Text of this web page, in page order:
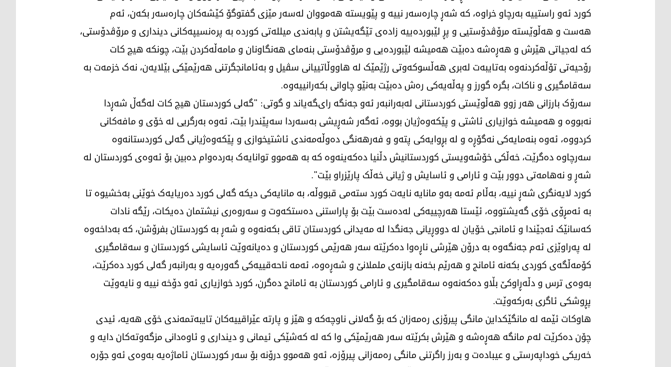
کورد ئەو راستییە بەرچاو خراوە، کە شەڕ چارەسەر نییە و پێویستە هەمووان لەسەر مێزی گفتوگۆ کێشەکان چارەسەر بکەن، ئەم
هەست و هەڵوێستە مرۆڤدۆستیی و پڕ لێبوردەییە زادەی تێگەیشتن و پابەندی میللەتی کوردە بە پرەنسیپەکانی دینداری و مرۆڤدۆستی،
کە لەجیاتی هێرش و هەڕەشە دەبێت هەمیشە لێبوردەیی و مرۆڤدۆستی بنەمای هەنگاونان و مامەڵەکردن بێت، چونکە هیچ کات
رۆحیەتی تۆڵەکردنەوە بەتایبەت لەبری هەڵسوکەوتی رژێمێک لە هاووڵاتییانی سڤیل و بەئامانجگرتنی هەرێمێکی بێلایەن، نەک خزمەت بە
سەقامگیری و ناکات، بگرە گورز و پەڵەیەکی رەش دەبێت بەنێو چاوانی بکەرانییەوە.
سەرۆک بارزانی هەر زوو هەڵوێستی کوردستانی لەبەرانبەر ئەو جەنگە رایگەیاند و گوتی: "گەلی کوردستان هیچ کات لەگەڵ شەڕدا
نەبووە و هەمیشە خوازیاری ئاشتی و پێکەوەژیان بووە، ئەگەر شەڕیشی بەسەردا سەپێندرا بێت، ئەوە بەرگریی لە خۆی و مافەکانی
کردووە، ئەوە بنەمایەکی نەگۆڕە و لە بڕوایەکی پتەو و فەرهەنگی دەوڵەمەندی ئاشتیخوازی و پێکەوەژیانی گەلی کوردستانەوە
سەرچاوە دەگرێت، خەڵکی خۆشەویستی کوردستانیش دڵنیا دەکەینەوە کە بە هەموو توانایەک بەردەوام دەبین بۆ ئەوەی کوردستان لە
شەڕ و نەهامەتی دوور بێت و ئارامی و ئاسایش و ژیانی خەڵک پارێزراو بێت".
کورد لایەنگری شەڕ نییە، بەڵام ئەمە بەو مانایە نایەت کورد ستەمی قبووڵە، بە مانایەکی دیکە گەلی کورد دەریایەک خوێنی بەخشیوە تا
بە ئەمڕۆی خۆی گەیشتووە، ئێستا هەرچییەکی لەدەست بێت بۆ پاراستنی دەستکەوت و سەروەری نیشتمان دەیکات، رێگە نادات
کەسانێک ئەجێندا و ئامانجی خۆیان لە دووڕیانی جەنگدا لە مەیدانی کوردستان تاقی بکەنەوە و شەڕ بە کوردستان بفرۆشن، کە بەداخەوە
لە پەراوێزی ئەم جەنگەوە بە درۆن هێرشی ناڕەوا دەکرێتە سەر هەرێمی کوردستان و دەیانەوێت ئاسایشی کوردستان و سەقامگیری
کۆمەڵگەی کوردی بکەنە ئامانج و هەرێم بخەنە بازنەی ململانێ و شەڕەوە، ئەمە ناحەقییەکی گەورەیە و بەرانبەر گەلی کورد دەکرێت،
بەوەی ترس و دڵەڕاوکێ بڵاو دەکەنەوە سەقامگیری و ئارامی کوردستان بە ئامانج دەگرن، کورد خوازیاری ئەو دۆخە نییە و نایەوێت
پڕوشکی ئاگری بەرکەوێت.
هاوکات ئێمە لە مانگێکداین مانگی پیرۆزی رەمەزان کە بۆ گەلانی ناوچەکە و هێز و پارتە عێراقییەکان تایبەتمەندی خۆی هەیە، ئیدی
چۆن دەکرێت لەم مانگە هەڕەشە و هێرش بکرێتە سەر هەرێمێکی وا کە لە کەشێکی ئیمانی و دینداری و ئاوەدانی مزگەوتەکان دایە و
خەریکی خوداپەرستی و عیبادەت و بەرز راگرتنی مانگی رەمەزانی پیرۆزە، ئەو هەموو درۆنە بۆ سەر کوردستان ئاماژەیە بەوەی ئەو جۆرە